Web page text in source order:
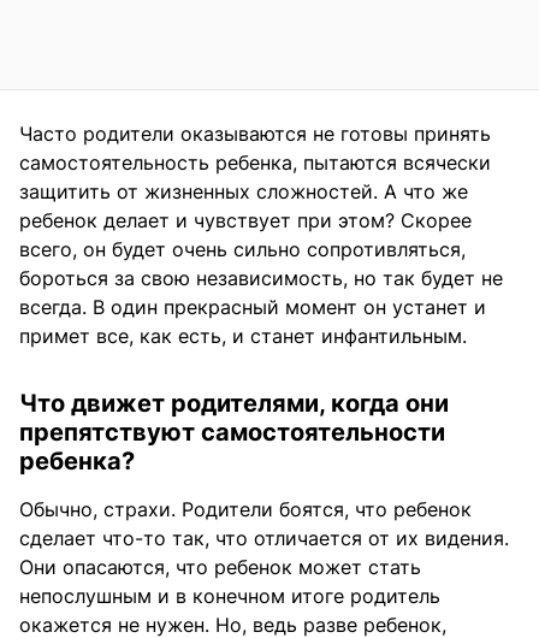
Часто родители оказываются не готовы принять
самостоятельность ребенка, пытаются всячески
защитить от жизненных сложностей. А что же
ребенок делает и чувствует при этом? Скорее
всего, он будет очень сильно сопротивляться,
бороться за свою независимость, но так будет не
всегда. В один прекрасный момент он устанет и
примет все, как есть, и станет инфантильным.
Что движет родителями, когда они
препятствуют самостоятельности
ребенка?
Обычно, страхи. Родители боятся, что ребенок
сделает что-то так, что отличается от их видения.
Они опасаются, что ребенок может стать
непослушным и в конечном итоге родитель
окажется не нужен. Но, ведь разве ребенок,